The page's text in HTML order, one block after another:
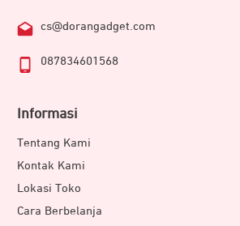
cs@dorangadget.com
087834601568
Informasi
Tentang Kami
Kontak Kami
Lokasi Toko
Cara Berbelanja